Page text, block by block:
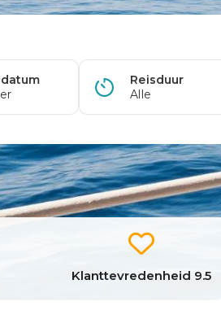
Klanttevredenheid 9.5